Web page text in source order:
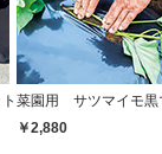
菜園用 サツマイモ
￥2,880